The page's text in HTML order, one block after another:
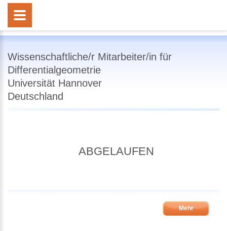
Wissenschaftliche/r Mitarbeiter/in für
Differentialgeometrie
Universität Hannover
Deutschland
ABGELAUFEN
Mehr